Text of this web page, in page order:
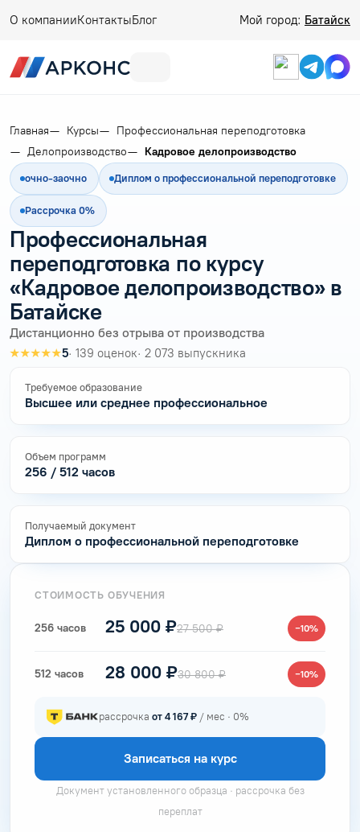
О компанииКонтактыБлог Мой город: Батайск
Главная Курсы
Профессиональная переподготовка
Делопроизводство
Кадровое делопроизводство
очно-заочно Диплом о профессиональной переподготовке
Рассрочка 0%
Профессиональная
переподготовка по курсу
«Кадровое делопроизводство» в
Батайске
Дистанционно без отрыва от производства
★★★★★5· 139 оценок· 2 073 выпускника
Требуемое образование
Высшее или среднее профессиональное
Объем программ
256 / 512 часов
Получаемый документ
Диплом о профессиональной переподготовке
СТОИМОСТЬ ОБУЧЕНИЯ
256 часов 25 000 ₽27 500 ₽ −10%
512 часов 28 000 ₽30 800 ₽ −10%
рассрочка от 4 167 ₽ / мес · 0%
Записаться на курс
Документ установленного образца · рассрочка без
переплат